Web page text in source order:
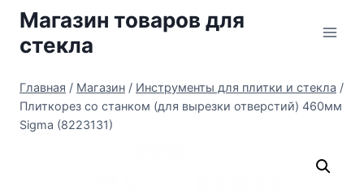
Перейти
содержимому
Магазин товаров для
стекла
Главная / Магазин / Инструменты для плитки и стекла /
Плиткорез со станком (для вырезки отверстий) 460мм
Sigma (8223131)